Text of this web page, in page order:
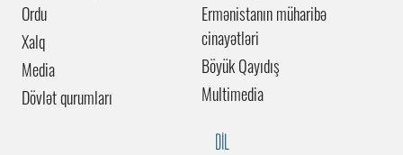
Ordu
Xalq
Media
Dövlət qurumları
Ermənistanın müharibə
cinayətləri
Böyük Qayıdış
Multimedia
DİL